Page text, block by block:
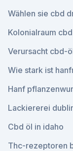
Wählen sie cbd
Kolonialraum
Verursacht cbd-
Wie stark ist
Hanf
Lackiererei
Cbd öl in idaho
Thc-rezeptoren